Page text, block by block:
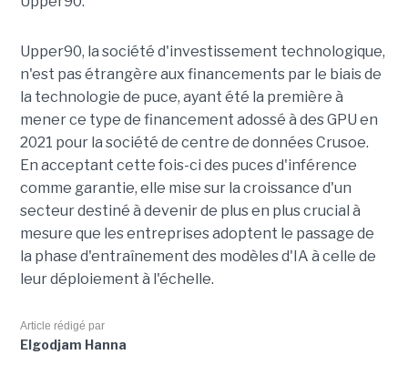
Upper90, la société d'investissement technologique,
n'est pas étrangère aux financements par le biais de
la technologie de puce, ayant été la première à
mener ce type de financement adossé à des GPU en
2021 pour la société de centre de données Crusoe.
En acceptant cette fois-ci des puces d'inférence
comme garantie, elle mise sur la croissance d'un
secteur destiné à devenir de plus en plus crucial à
mesure que les entreprises adoptent le passage de
la phase d'entraînement des modèles d'IA à celle de
leur déploiement à l'échelle.
Article rédigé par
Elgodjam Hanna